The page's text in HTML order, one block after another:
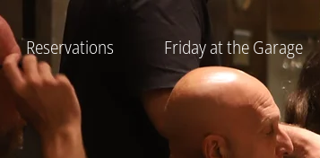
Friday at the Garage
Reservations